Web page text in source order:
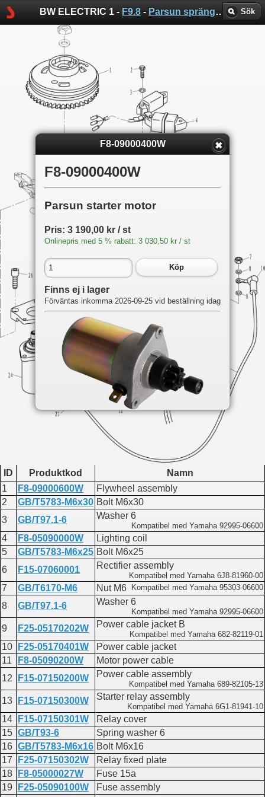
BW ELECTRIC 1 - F9.8 - Parsun sprängskisser Sök
ID Produktkod
Namn
1
F8-09000600W
Flywheel assembly
2
GB/T5783-M6x30 Bolt M6x30
3
GB/T97.1-6 Washer 6
Kompatibel med Yamaha 92995-06600
4 F8-05090000W
Lighting coil
5
GB/T5783-M6x25 Bolt M6x25
6
F15-07060001 Rectifier assembly
Kompatibel med Yamaha 6J8-81960-00
7 GB/T6170-M6 Nut M6 Kompatibel med Yamaha 95303-06600
8 GB/T97.1-6 Washer 6
Kompatibel med Yamaha 92995-06600
9 F25-05170202W Power cable jacket B
Kompatibel med Yamaha 682-82119-01
10 F25-05170401W
Power cable jacket
11
F8-05090200W
Motor power cable
12
F15-07150200W Power cable assembly
Kompatibel med Yamaha 689-82105-13
13 F15-07150300W Starter relay assembly
Kompatibel med Yamaha 6G1-81941-10
14 F15-07150301W
Relay cover
15 GB/T93-6
Spring washer 6
16 GB/T5783-M6x16 Bolt M6x16
17
F25-07150302W
Relay fixed plate
18
F8-05000027W
Fuse 15a
19
F25-05090100W
Fuse assembly
F8-09000400W
F8-09000400W
Parsun starter motor
Pris: 3 190,00 kr / st
Onlinepris med 5 % rabatt: 3 030,50 kr / st
Köp
Finns ej i lager
Förväntas inkomma 2026-09-25 vid beställning idag
Du hittar delen på följande sidor:
Fw electric 1